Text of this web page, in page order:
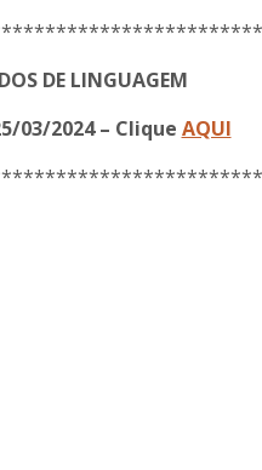
DE LINGUAGEM
03/2024 – Clique AQUI